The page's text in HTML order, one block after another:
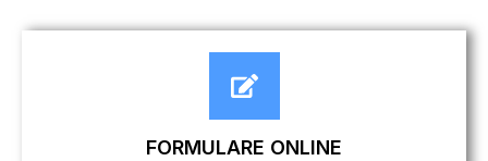
FORMULARE ONLINE